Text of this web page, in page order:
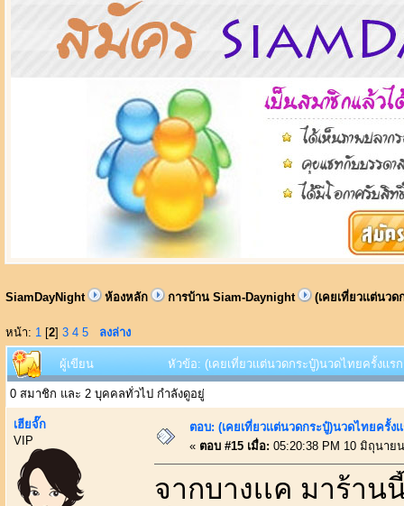
SiamDayNight ห้องหลัก การบ้าน Siam-Daynight (เคยเที่ยวเเต่นว
หน้า: 1 [2] 3 4 5 ลงล่าง
ผู้เขียน หัวข้อ: (เคยเที่ยวเเต่นวดกระปู๋)นวดไทยครั้งเ
0 สมาชิก และ 2 บุคคลทั่วไป กำลังดูอยู่
เฮียจั๊ก
VIP
ตอบ: (เคยเที่ยวเเต่นวดกระปู๋)นวดไทยครั้ง
« ตอบ #15 เมื่อ: 05:20:38 PM 10 มิถุนาย
จากบางเเค มาร้า